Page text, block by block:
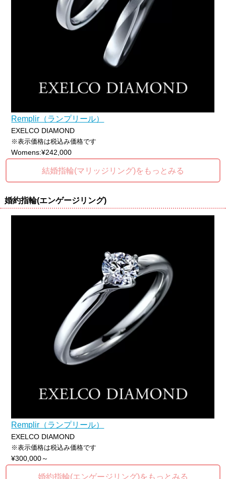
Remplir（ランプリール）
EXELCO DIAMOND
※表示価格は税込み価格です
Womens:¥242,000
結婚指輪(マリッジリング)をもっとみる
婚約指輪(エンゲージリング)
Remplir（ランプリール）
EXELCO DIAMOND
※表示価格は税込み価格です
¥300,000～
婚約指輪(エンゲージリング)をもっとみる